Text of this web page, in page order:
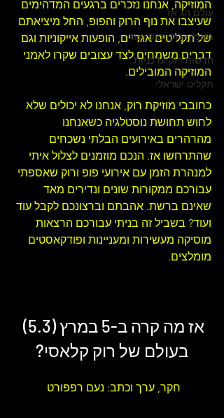
עולם הג'אז
מאמרי רוק, פופ ועוד
חדשות רוק עדכניות
תקליט ישראלי
המוזיקה, אנחנו נזכרים ברגעים המדהימים
שעיצבו את נוף הרוק והפופ, החל מיציאתם
של תקליטים אגדיים, הופעות אייקוניות וגם
דברים משמחים לצד עצובים שקרו לאמני
המוזיקה המובילים.
כחובבי מוזיקת רוק , אנחנו לא יכולים שלא
לחוש תחושת נוסטלגיה כשאנחנו
מהרהרים באירועים הבלתי נשכחים
שהתרחשו אז. הנכם מוזמנים לצלול איתי
למנהרת הזמן עם אירועי פופ ורוק שאספתי
עבורכם ממקורות שונים ונדירים מאד
שאינם ברשת. אהבתם וברצונכם לקבל עוד
ועוד? בשביל זה בניתי עבורכם הרצאות
מוסיקה מעשירות ומעניינות ופודקאסטים
מומלצים.
אז מה קרה ב-5 במרץ (5.3)
בעולם של רוק קלאסי?
חקר, ערך וכתב: נעם רפפורט